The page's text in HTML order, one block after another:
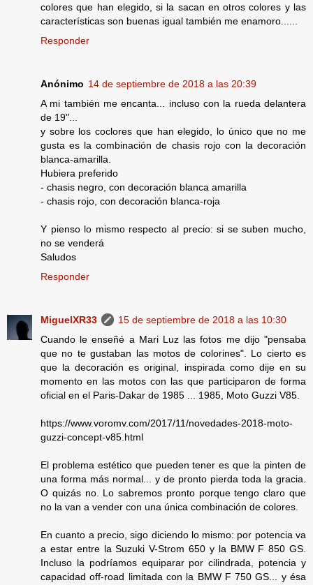
colores que han elegido, si la sacan en otros colores y las
características son buenas igual también me enamoro......
Responder
Anónimo 14 de septiembre de 2018 a las 20:39
A mi también me encanta... incluso con la rueda delantera
de 19"...
y sobre los coclores que han elegido, lo único que no me
gusta es la combinación de chasis rojo con la decoración
blanca-amarilla.
Hubiera preferido
- chasis negro, con decoración blanca amarilla
- chasis rojo, con decoración blanca-roja
Y pienso lo mismo respecto al precio: si se suben mucho,
no se venderá
Saludos
Responder
MiguelXR33
15 de septiembre de 2018 a las 10:30
Cuando le enseñé a Mari Luz las fotos me dijo "pensaba
que no te gustaban las motos de colorines". Lo cierto es
que la decoración es original, inspirada como dije en su
momento en las motos con las que participaron de forma
oficial en el Paris-Dakar de 1985 ... 1985, Moto Guzzi V85.
https://www.voromv.com/2017/11/novedades-2018-moto-
guzzi-concept-v85.html
El problema estético que pueden tener es que la pinten de
una forma más normal... y de pronto pierda toda la gracia.
O quizás no. Lo sabremos pronto porque tengo claro que
no la van a vender con una única combinación de colores.
En cuanto a precio, sigo diciendo lo mismo: por potencia va
a estar entre la Suzuki V-Strom 650 y la BMW F 850 GS.
Incluso la podríamos equiparar por cilindrada, potencia y
capacidad off-road limitada con la BMW F 750 GS... y ésa